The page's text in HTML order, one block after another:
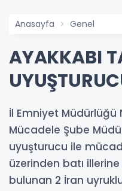
Anasayfa Genel
AYAKKABI
İl Emniyet Müdürlüğü
Mücadele Şube
uyuşturucu ile
üzerinden batı
bulunan 2 İran